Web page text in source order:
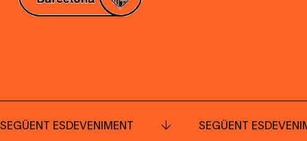
SEGÜENT ESDEVENIMENT SEGÜENT